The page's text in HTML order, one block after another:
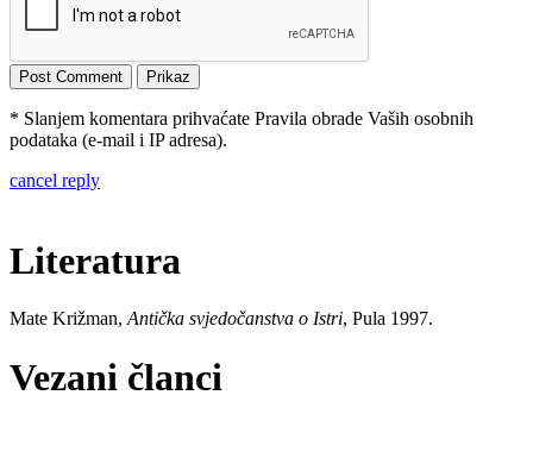
* Slanjem komentara prihvaćate Pravila obrade Vaših osobnih
podataka (e-mail i IP adresa).
cancel reply
Literatura
Mate Križman, Antička svjedočanstva o Istri, Pula 1997.
Vezani članci